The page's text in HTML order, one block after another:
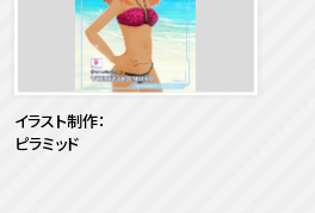
イラスト制作：
ピラミッド